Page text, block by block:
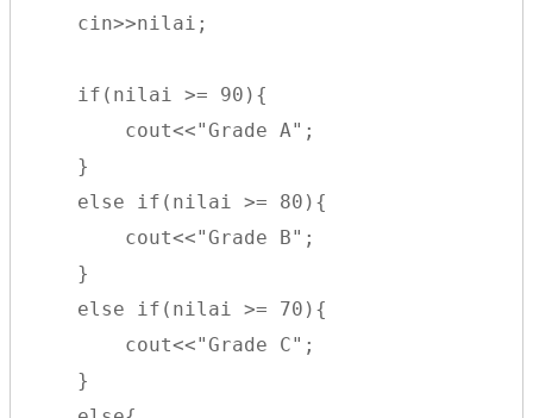
    cin>>nilai;
    if(nilai >= 90){
        cout<<"Grade A";
    }
    else if(nilai >= 80){
        cout<<"Grade B";
    }
    else if(nilai >= 70){
        cout<<"Grade C";
    }